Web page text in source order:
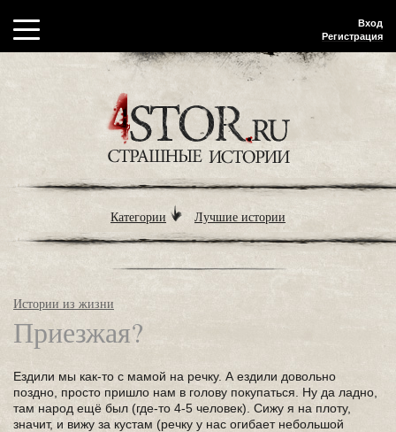
Вход
Регистрация
Категории Лучшие истории
Истории из жизни
Приезжая?
Ездили мы как-то с мамой на речку. А ездили довольно
поздно, просто пришло нам в голову покупаться. Ну да ладно,
там народ ещё был (где-то 4-5 человек). Сижу я на плоту,
значит, и вижу за кустам (речку у нас огибает небольшой